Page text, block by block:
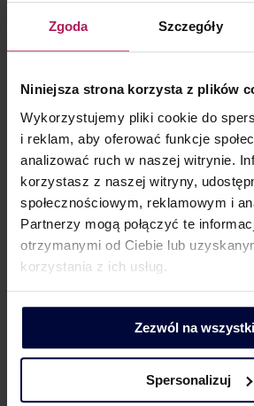
Zgoda Szczegóły
Niniejsza strona korzysta z plików
Wykorzystujemy pliki cookie do
i reklam, aby oferować funkcje
analizować ruch w naszej witrynie.
korzystasz z naszej witryny,
społecznościowym, reklamowym i
Partnerzy mogą połączyć te
otrzymanymi od Ciebie lub
korzystania z ich usług.
Zezwól na
Spersonalizuj
Plik JPK_VAT zawiera szereg danych
a także jego adres. Dlatego też
automatycznie weryfikować czy
z których podatnik odlicza VAT,
przez czynnych podatników VAT.
Jakie dane o
plik JPK?
Plik JPK_VAT zawiera dane
(np. do świadczenia
stawkami, eksportu, WDT, WNT).
Czy JPK zawiera